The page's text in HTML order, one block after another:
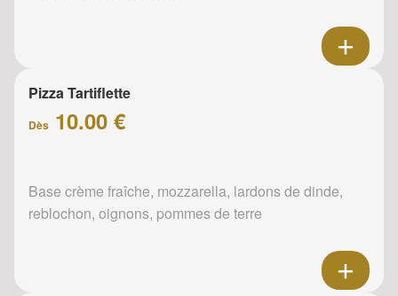
Pizza Tartiflette
Dès 10.00 €
Base crème fraîche, mozzarella, lardons de dinde,
reblochon, oignons, pommes de terre